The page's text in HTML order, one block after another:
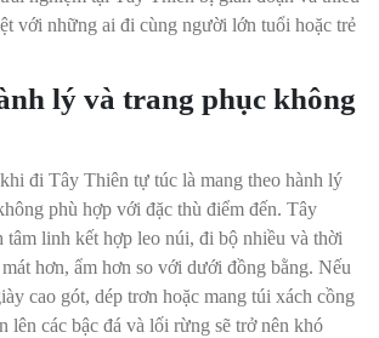
với những ai đi cùng người lớn tuổi hoặc trẻ
lý và trang phục không
đi Tây Thiên tự túc là mang theo hành lý
phù hợp với đặc thù điểm đến. Tây
tâm linh kết hợp leo núi, đi bộ nhiều và thời
hơn, ẩm hơn so với dưới đồng bằng. Nếu
cao gót, dép trơn hoặc mang túi xách cồng
lên các bậc đá và lối rừng sẽ trở nên khó